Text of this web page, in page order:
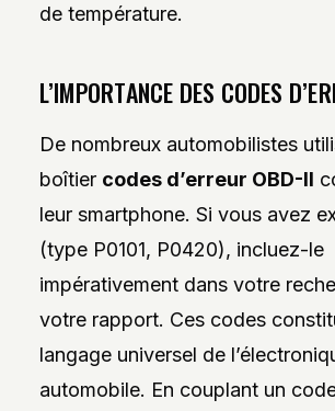
de température.
L’IMPORTANCE DES CODES
De nombreux automobilistes
boîtier codes d’erreur OBD-II
leur smartphone. Si vous avez
(type P0101, P0420), incluez-le
impérativement dans votre
votre rapport. Ces codes
langage universel de
automobile. En couplant un